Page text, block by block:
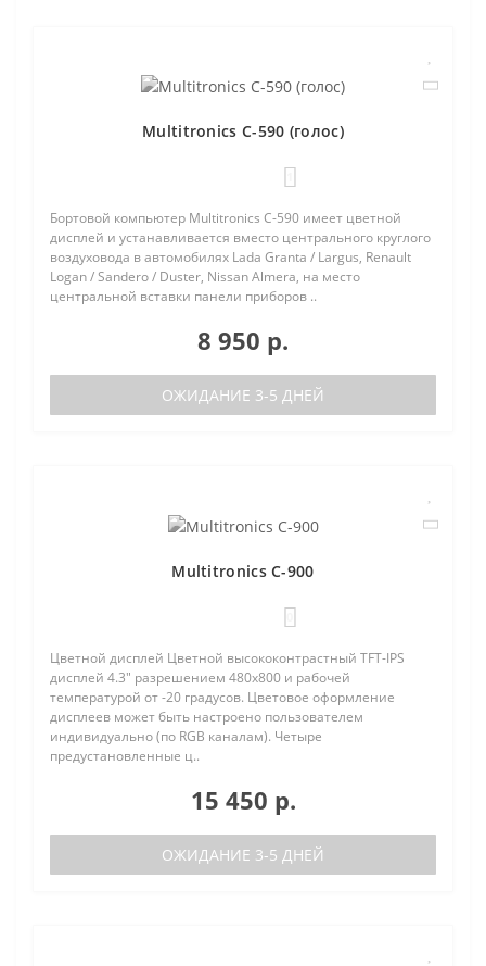
Multitronics C-590 (голос)
Бортовой компьютер Multitronics C-590 имеет цветной
дисплей и устанавливается вместо центрального круглого
воздуховода в автомобилях Lada Granta / Largus, Renault
Logan / Sandero / Duster, Nissan Almera, на место
центральной вставки панели приборов ..
8 950 р.
ОЖИДАНИЕ 3-5 ДНЕЙ
Multitronics C-900
Цветной дисплей Цветной высококонтрастный TFT-IPS
дисплей 4.3" разрешением 480х800 и рабочей
температурой от -20 градусов. Цветовое оформление
дисплеев может быть настроено пользователем
индивидуально (по RGB каналам). Четыре
предустановленные ц..
15 450 р.
ОЖИДАНИЕ 3-5 ДНЕЙ